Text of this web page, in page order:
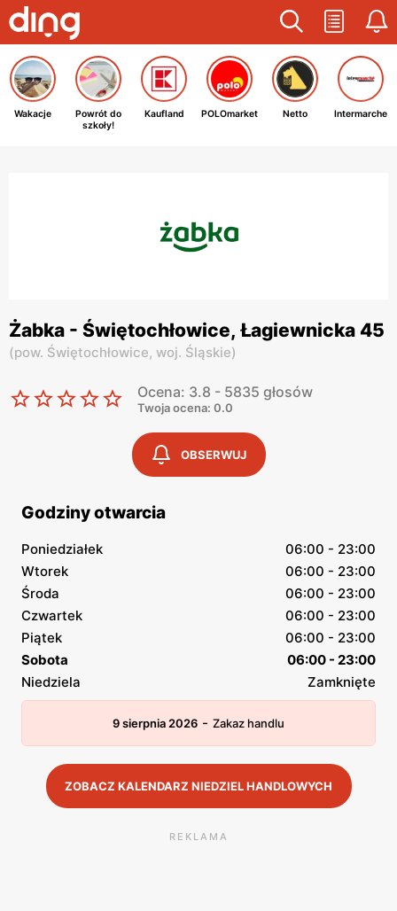
Wakacje
Powrót do
szkoły!
Kaufland POLOmarket Netto Intermarche
Żabka - Świętochłowice, Łagiewnicka 45
(pow. Świętochłowice, woj. Śląskie)
Ocena: 3.8 - 5835 głosów
Twoja ocena: 0.0
OBSERWUJ
Godziny otwarcia
Poniedziałek
06:00 - 23:00
Wtorek
06:00 - 23:00
Środa
06:00 - 23:00
Czwartek
06:00 - 23:00
Piątek
06:00 - 23:00
Sobota
06:00 - 23:00
Niedziela
Zamknięte
9 sierpnia 2026 - Zakaz handlu
ZOBACZ KALENDARZ NIEDZIEL HANDLOWYCH
REKLAMA